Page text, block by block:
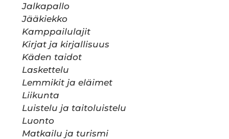
Jalkapallo
Jääkiekko
Kamppailulajit
Kirjat ja kirjallisuus
Käden taidot
Laskettelu
Lemmikit ja eläimet
Liikunta
Luistelu ja taitoluistelu
Luonto
Matkailu ja turismi